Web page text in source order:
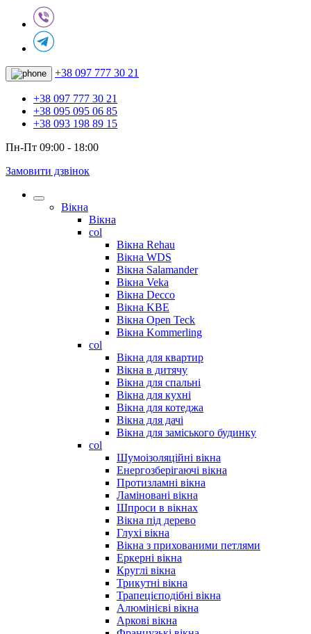
+38 097 777 30 21
+38 097 777 30 21
+38 095 095 06 85
+38 093 198 89 15
Пн-Пт 09:00 - 18:00
Замовити дзвінок
Вікна
Вікна
col
Вікна Rehau
Вікна WDS
Вікна Salamander
Вікна Veka
Вікна Decco
Вікна KBE
Вікна Open Teck
Вікна Kommerling
col
Вікна для квартир
Вікна в дитячу
Вікна для спальні
Вікна для кухні
Вікна для котеджа
Вікна для дачі
Вікна для заміського будинку
col
Шумоізоляційні вікна
Енергозберігаючі вікна
Протизламні вікна
Ламіновані вікна
Шпроси в вікнах
Вікна під дерево
Глухі вікна
Вікна з прихованими петлями
Еркерні вікна
Круглі вікна
Трикутні вікна
Трапецієподібні вікна
Алюмінієві вікна
Аркові вікна